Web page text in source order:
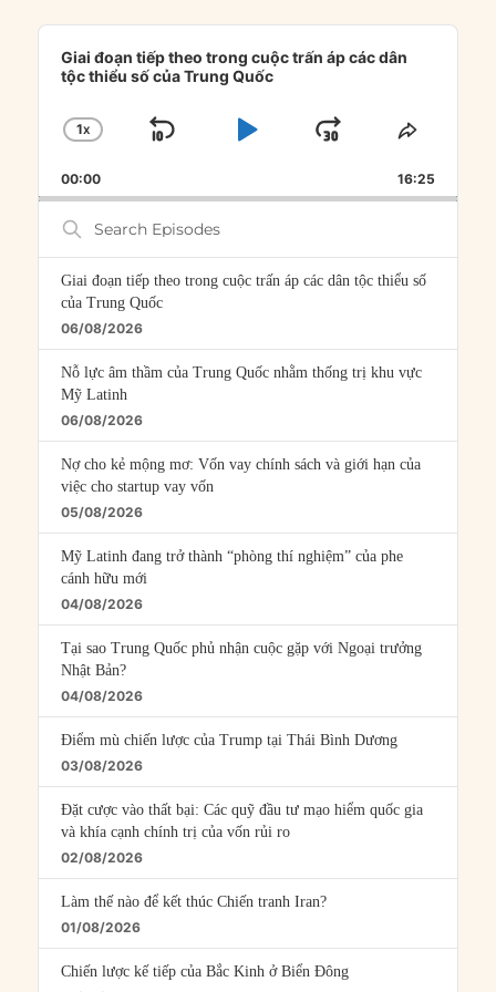
Audio
Player
Giai đoạn tiếp theo trong cuộc trấn áp các dân
tộc thiểu số của Trung Quốc
CHANGE
RATE
1X
SKIP
PLAYJUMP
FORWARD
SHARE
00:00 16:25
Search
Episodes
Giai đoạn tiếp theo trong cuộc trấn áp các dân tộc thiểu số
của Trung Quốc
06/08/2026
Nỗ lực âm thầm của Trung Quốc nhằm thống trị khu vực
Mỹ Latinh
06/08/2026
Nợ cho kẻ mộng mơ: Vốn vay chính sách và giới hạn của
việc cho startup vay vốn
05/08/2026
Mỹ Latinh đang trở thành “phòng thí nghiệm” của phe
cánh hữu mới
04/08/2026
Tại sao Trung Quốc phủ nhận cuộc gặp với Ngoại trưởng
Nhật Bản?
04/08/2026
Điểm mù chiến lược của Trump tại Thái Bình Dương
03/08/2026
Đặt cược vào thất bại: Các quỹ đầu tư mạo hiểm quốc gia
và khía cạnh chính trị của vốn rủi ro
02/08/2026
Làm thế nào để kết thúc Chiến tranh Iran?
01/08/2026
Chiến lược kế tiếp của Bắc Kinh ở Biển Đông